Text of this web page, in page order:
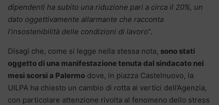
dipendenti ha subito una riduzione pari a circa il 20%, un
dato oggettivamente allarmante che racconta
l’insostenibilità delle condizioni di lavoro”.
Disagi che, come si legge nella stessa nota, sono stati
oggetto di una manifestazione tenuta dal sindacato nei
mesi scorsi a Palermo dove, in piazza Castelnuovo, la
UILPA ha chiesto un cambio di rotta ai vertici dell’Agenzia,
con particolare attenzione rivolta al fenomeno dello stress